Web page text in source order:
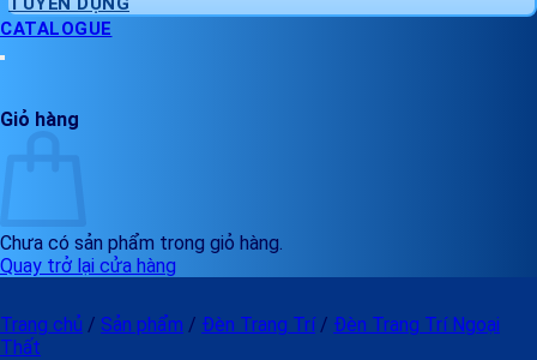
CATALOGUE
Giỏ hàng
Chưa có sản phẩm trong giỏ hàng.
Quay trở lại cửa hàng
Trang chủ / Sản phẩm / Đèn Trang Trí / Đèn Trang Trí Ngoại
Thất